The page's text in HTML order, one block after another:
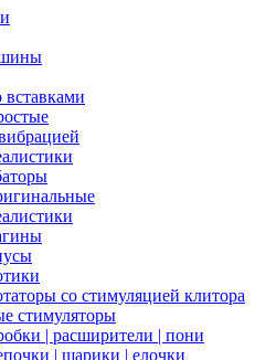
вставками
со стимуляцией клитора
стимуляторы
| расширители | пони
| шарики | елочки